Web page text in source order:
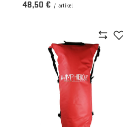
48,50 € / artikel